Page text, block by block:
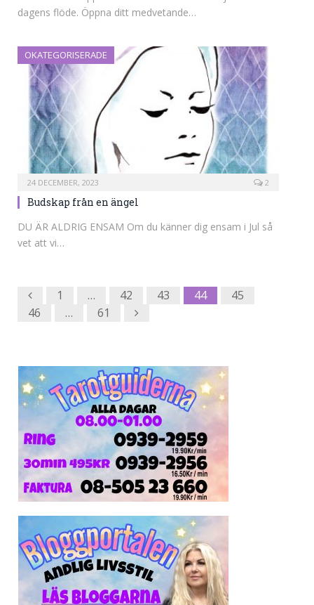
dagens flöde. Öppna ditt medvetande…
OKATEGORISERADE
24 DECEMBER, 2023 2
Budskap från en ängel
DU ÄR ALDRIG ENSAM Om du känner dig ensam i Jul så
vet att vi…
Previous
1 … 42 43 44
45
46
… 61 Next